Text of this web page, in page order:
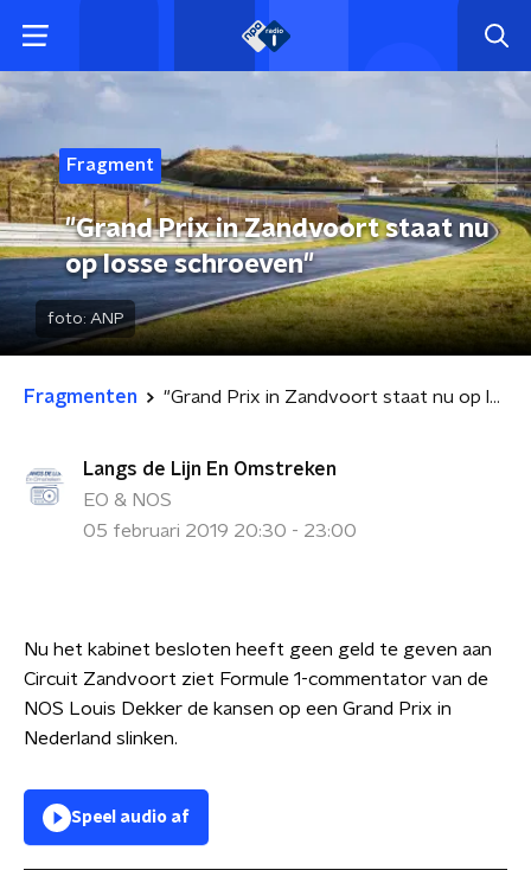
Fragment
"Grand Prix in Zandvoort staat nu
op losse schroeven"
foto: ANP
Fragmenten "Grand Prix in Zandvoort staat nu op losse schroeven"
Langs de Lijn En Omstreken
EO & NOS
05 februari 2019 20:30 - 23:00
Nu het kabinet besloten heeft geen geld te geven aan
Circuit Zandvoort ziet Formule 1-commentator van de
NOS Louis Dekker de kansen op een Grand Prix in
Nederland slinken.
Speel audio af